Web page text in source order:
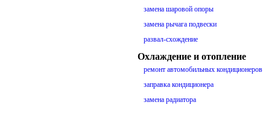
замена шаровой опоры
замена рычага подвески
развал-схождение
Охлаждение и отопление
ремонт автомобильных кондиционеров
заправка кондиционера
замена радиатора